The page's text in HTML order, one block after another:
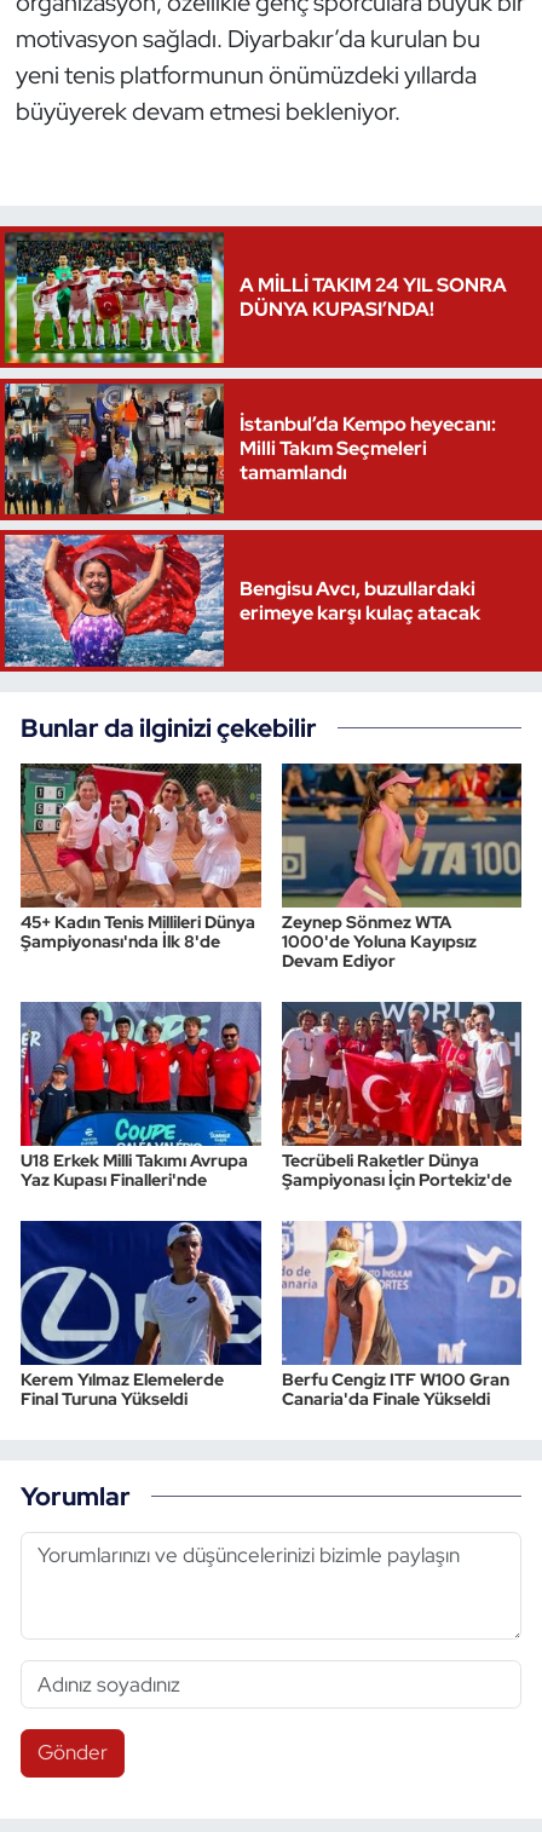
motivasyon sağladı. Diyarbakır’da kurulan bu
yeni tenis platformunun önümüzdeki yıllarda
büyüyerek devam etmesi bekleniyor.
A MİLLİ TAKIM 24 YIL SONRA
DÜNYA KUPASI’NDA!
İstanbul’da Kempo heyecanı:
Milli Takım Seçmeleri
tamamlandı
Bengisu Avcı, buzullardaki
erimeye karşı kulaç atacak
Bunlar da ilginizi çekebilir
45+ Kadın Tenis Millileri Dünya
Şampiyonası'nda İlk 8'de
Zeynep Sönmez WTA
1000'de Yoluna Kayıpsız
Devam Ediyor
U18 Erkek Milli Takımı Avrupa
Yaz Kupası Finalleri'nde
Tecrübeli Raketler Dünya
Şampiyonası İçin Portekiz'de
Kerem Yılmaz Elemelerde
Final Turuna Yükseldi
Berfu Cengiz ITF W100 Gran
Canaria'da Finale Yükseldi
Yorumlar
Gönder
Triatlon
Voleybol
Wushu Kungfu
Yelken
Yüzme